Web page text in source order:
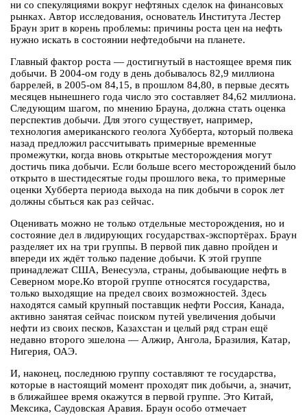
ни со спекуляциями вокруг нефтяных сделок на финансовых
рынках. Автор исследования, основатель Института Лестер
Браун зрит в корень проблемы: причины роста цен на нефть
нужно искать в состоянии нефтедобычи на планете.
Главный фактор роста — достигнутый в настоящее время пик
добычи. В 2004-ом году в день добывалось 82,9 миллиона
баррелей, в 2005-ом 84,15, в прошлом 84,80, в первые десять
месяцев нынешнего года число это составляет 84,62 миллиона.
Следующим шагом, по мнению Брауна, должна стать оценка
перспектив добычи. Для этого существует, например,
технология американского геолога Хубберта, который полвека
назад предложил рассчитывать примерные временные
промежутки, когда вновь открытые месторождения могут
достичь пика добычи. Если больше всего месторождений было
открыто в шестидесятые годы прошлого века, то примерные
оценки Хубберта периода выхода на пик добычи в сорок лет
должны сбыться как раз сейчас.
Оценивать можно не только отдельные месторождения, но и
состояние дел в лидирующих государствах-экспортёрах. Браун
разделяет их на три группы. В первой пик давно пройден и
впереди их ждёт только падение добычи. К этой группе
принадлежат США, Венесуэла, страны, добывающие нефть в
Северном море.Ко второй группе относятся государства,
только выходящие на предел своих возможностей. Здесь
находятся самый крупный поставщик нефти Россия, Канада,
активно занятая сейчас поиском путей увеличения добычи
нефти из своих песков, Казахстан и целый ряд стран ещё
недавно второго эшелона — Алжир, Ангола, Бразилия, Катар,
Нигерия, ОАЭ.
И, наконец, последнюю группу составляют те государства,
которые в настоящий момент проходят пик добычи, а, значит,
в ближайшее время окажутся в первой группе. Это Китай,
Мексика, Саудовская Аравия. Браун особо отмечает